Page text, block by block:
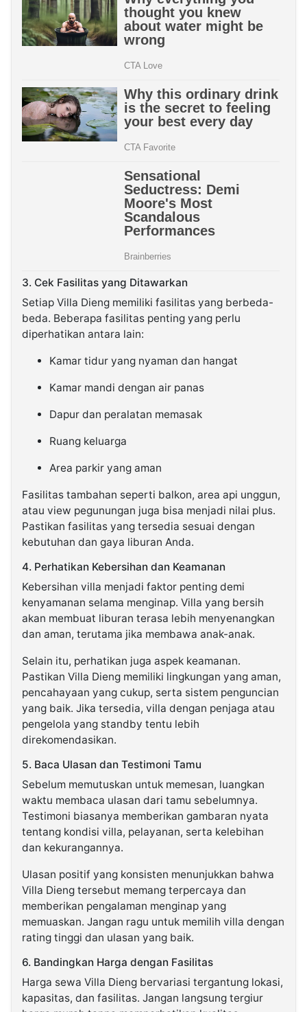
3. Cek Fasilitas yang Ditawarkan
Setiap Villa Dieng memiliki fasilitas yang berbeda-
beda. Beberapa fasilitas penting yang perlu
diperhatikan antara lain:
Kamar tidur yang nyaman dan hangat
Kamar mandi dengan air panas
Dapur dan peralatan memasak
Ruang keluarga
Area parkir yang aman
Fasilitas tambahan seperti balkon, area api unggun,
atau view pegunungan juga bisa menjadi nilai plus.
Pastikan fasilitas yang tersedia sesuai dengan
kebutuhan dan gaya liburan Anda.
4. Perhatikan Kebersihan dan Keamanan
Kebersihan villa menjadi faktor penting demi
kenyamanan selama menginap. Villa yang bersih
akan membuat liburan terasa lebih menyenangkan
dan aman, terutama jika membawa anak-anak.
Selain itu, perhatikan juga aspek keamanan.
Pastikan Villa Dieng memiliki lingkungan yang aman,
pencahayaan yang cukup, serta sistem penguncian
yang baik. Jika tersedia, villa dengan penjaga atau
pengelola yang standby tentu lebih
direkomendasikan.
5. Baca Ulasan dan Testimoni Tamu
Sebelum memutuskan untuk memesan, luangkan
waktu membaca ulasan dari tamu sebelumnya.
Testimoni biasanya memberikan gambaran nyata
tentang kondisi villa, pelayanan, serta kelebihan
dan kekurangannya.
Ulasan positif yang konsisten menunjukkan bahwa
Villa Dieng tersebut memang terpercaya dan
memberikan pengalaman menginap yang
memuaskan. Jangan ragu untuk memilih villa dengan
rating tinggi dan ulasan yang baik.
6. Bandingkan Harga dengan Fasilitas
Harga sewa Villa Dieng bervariasi tergantung lokasi,
kapasitas, dan fasilitas. Jangan langsung tergiur